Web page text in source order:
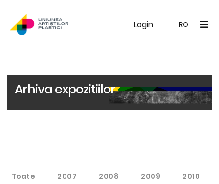
Login RO
UAP Galerie Noutăți
Arhiva expozitiilor
Toate 2007 2008 2009 2010